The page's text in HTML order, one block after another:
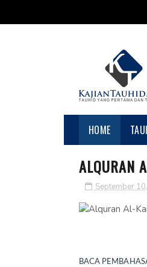
HOME
ALQURAN
September
BACA